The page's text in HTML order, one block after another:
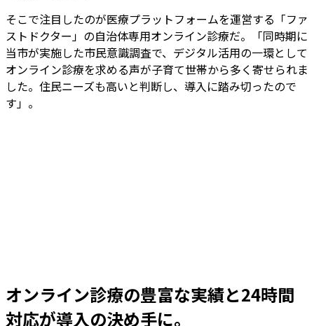
そこで注目したのが医療プラットフォームを運営する「ファ
ストドクター」の自治体専用オンライン診療だ。「同時期に
当市が実施した市民意識調査で、デジタル活用の一環として
オンライン診療を求める声が子育て世帯から多く寄せられま
した。住民ニーズも高いと判断し、導入に踏み切ったので
す」。
オンライン診療の豊富な実績と24時間
対応が導入の決め手に。